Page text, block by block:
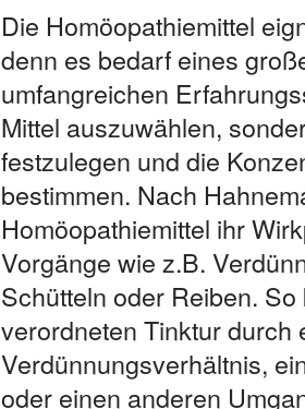
Die Homöopathiemittel
denn es bedarf eines
umfangreichen
Mittel auszuwählen,
festzulegen und die
bestimmen. Nach
Homöopathiemittel ihr
Vorgänge wie z.B.
Schütteln oder Reiben.
verordneten Tinktur durch
Verdünnungsverhältnis,
oder einen anderen